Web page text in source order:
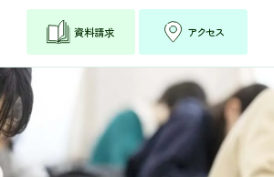
資料請求 アクセス